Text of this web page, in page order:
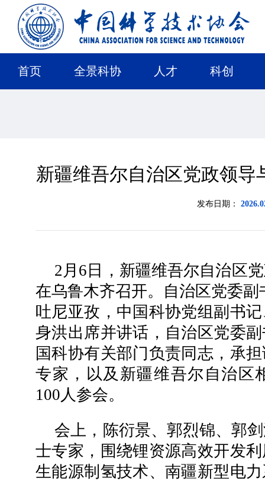
首页 全景科协 人才 科创
新疆维吾尔自治区党政领导
发布日期：
2月6日，新疆维吾尔自治区
在乌鲁木齐召开。自治区党委副
吐尼亚孜，中国科协党组副书
身洪出席并讲话，自治区党委
国科协有关部门负责同志，承
专家，以及新疆维吾尔自治区
100人参会。
会上，陈衍景、郭烈锦、郭
士专家，围绕锂资源高效开发
生能源制氢技术、南疆新型电